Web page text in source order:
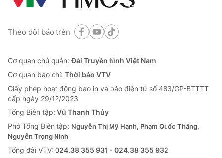
Theo dõi báo trên
Cơ quan chủ quản:Đài Truyền hình Việt Nam
Cơ quan báo chí: Thời báo VTV
Giấy phép hoạt động báo in và báo điện tử số 483/GP-BTTTT
cấp ngày 29/12/2023
Tổng Biên tập: Vũ Thanh Thủy
Phó Tổng Biên tập: Nguyễn Thị Mỹ Hạnh, Phạm Quốc Thắng,
Nguyễn Trọng Ninh
Tổng đài VTV: 024.38 355 931 - 024.38 355 932